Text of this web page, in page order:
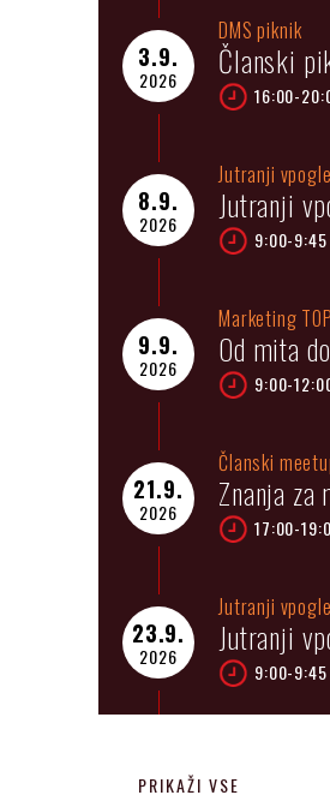
3.9.
2026
DMS piknik
Članski
16:00-
8.9.
2026
Jutranji
Jutranji
9:00-9:45
9.9.
2026
Marketing
Od mita
9:00-
21.9.
2026
Članski
Znanja
17:00-
23.9.
2026
Jutranji
Jutranji
9:00-9:45
PRIKAŽI VSE